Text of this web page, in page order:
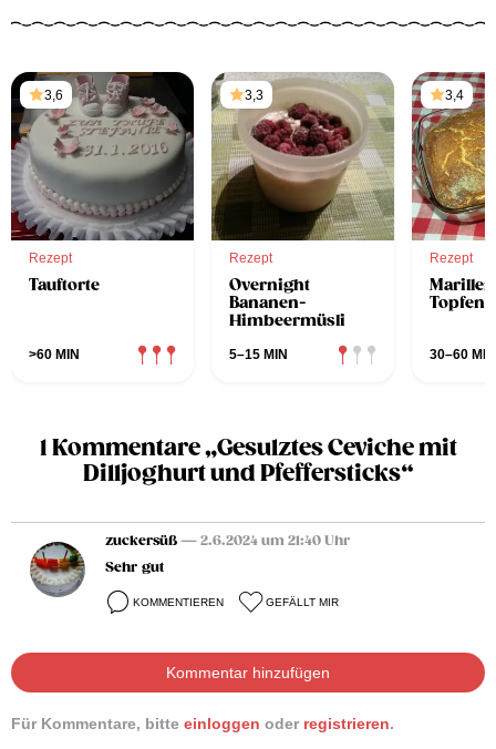
3,6
Rezept
Tauftorte
>60 MIN
3,3
Rezept
Overnight
Bananen-
Himbeermüsli
5–15 MIN
3,4
Rezept
30–60 MIN
1 Kommentare „Gesulztes Ceviche mit
Dilljoghurt und Pfeffersticks“
zuckersüß— 2.6.2024 um 21:40 Uhr
Sehr gut
KOMMENTIEREN GEFÄLLT MIR
Kommentar hinzufügen
Für Kommentare, bitte einloggen oder registrieren.